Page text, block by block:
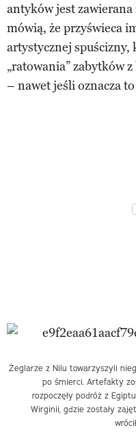
antyków jest
mówią, że przyświeca
artystycznej spuścizny,
„ratowania” zabytków
– nawet jeśli oznacza
Żeglarze z Nilu towarzyszyli
po śmierci. Artefakty
rozpoczęły podróż z
Wirginii, gdzie zostały